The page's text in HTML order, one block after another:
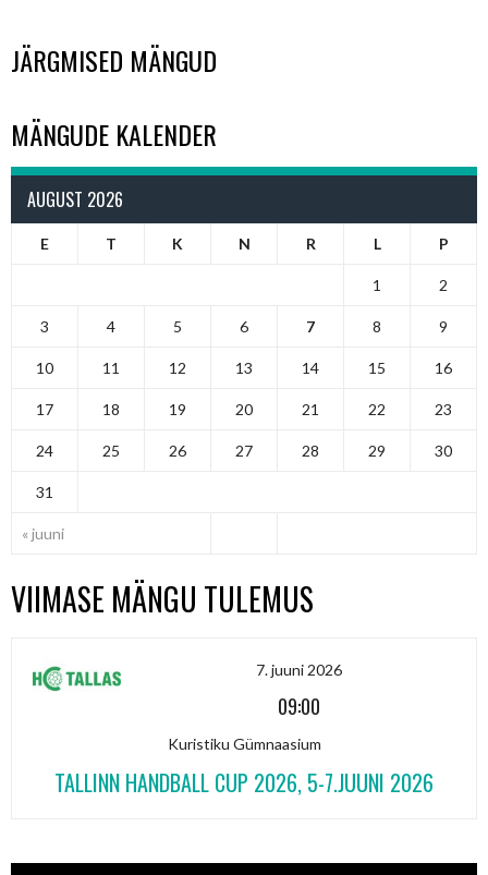
JÄRGMISED MÄNGUD
MÄNGUDE KALENDER
AUGUST 2026
E T K N R L P
« juuni
1 2
3 4 5 6 7 8 9
10 11 12 13 14 15 16
17 18 19 20 21 22 23
24 25 26 27 28 29 30
31
VIIMASE MÄNGU TULEMUS
7. juuni 2026
09:00
Kuristiku Gümnaasium
TALLINN HANDBALL CUP 2026, 5-7.JUUNI 2026